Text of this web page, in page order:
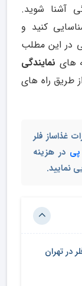
آشنا شوید.
کنید و
در این مطلب
های نمایندگی
طریق راه های
غذاساز فلر
پی در هزینه
در تهران